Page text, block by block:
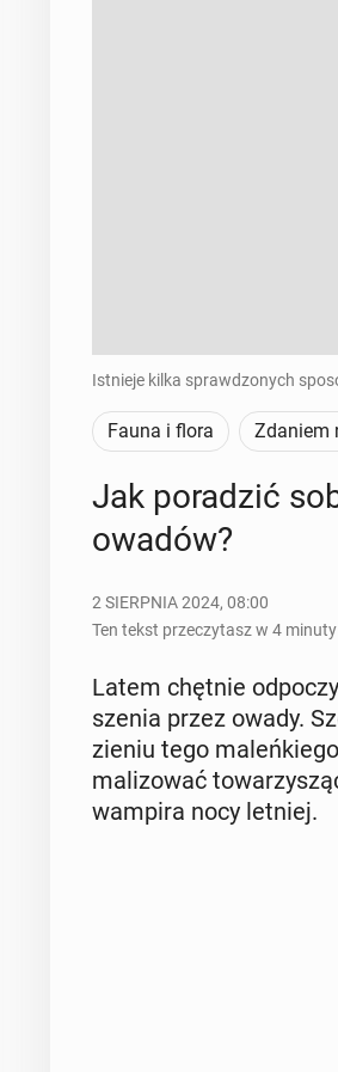
Istnieje kilka sprawdzonych
Fauna i flora Zdaniem
Jak po­ra­dzić
owadów?
2 SIERPNIA 2024, 08:00
Ten tekst przeczytasz w 4 minuty
Latem chętnie
sze­nia przez owady.
zie­niu tego
ma­li­zo­wać
wampira nocy letniej.